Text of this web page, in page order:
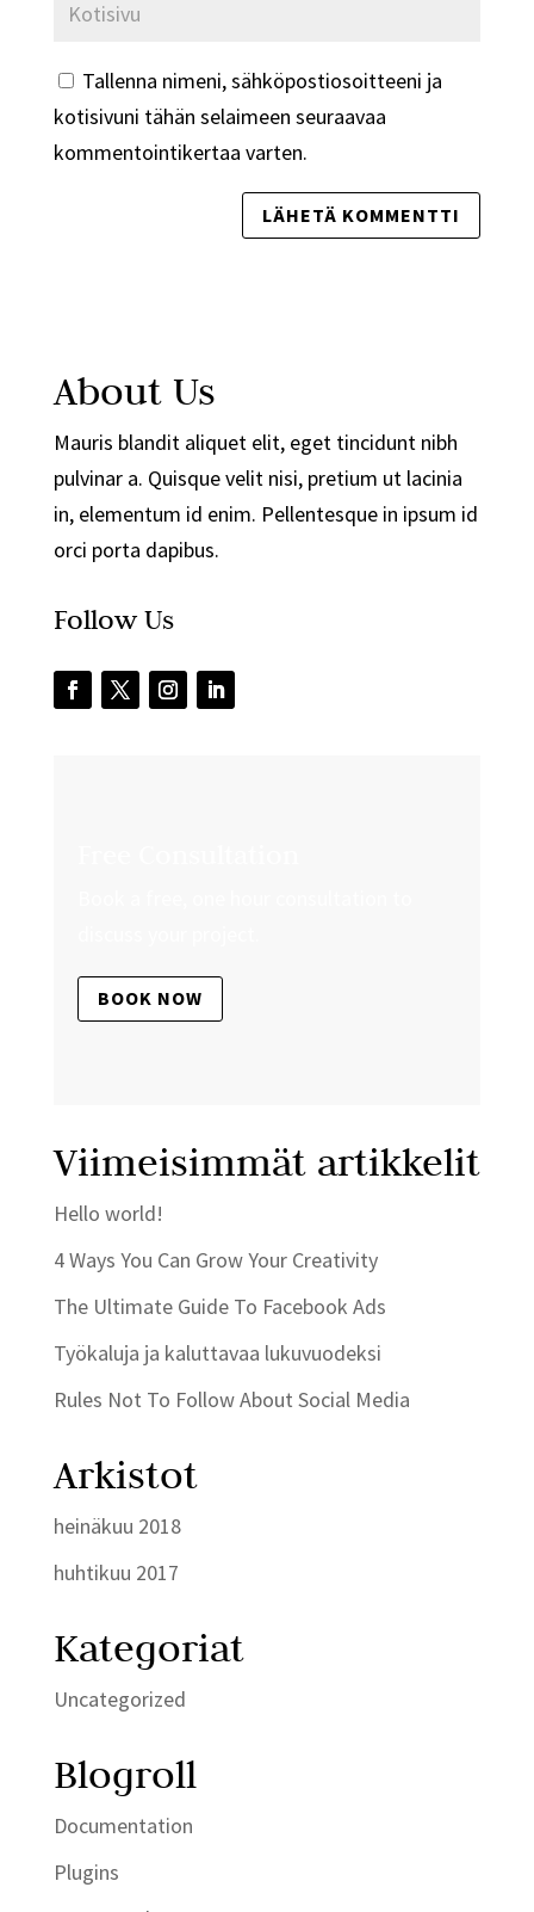
Tallenna nimeni, sähköpostiosoitteeni ja
kotisivuni tähän selaimeen seuraavaa
kommentointikertaa varten.
About Us
Mauris blandit aliquet elit, eget tincidunt nibh
pulvinar a. Quisque velit nisi, pretium ut lacinia
in, elementum id enim. Pellentesque in ipsum id
orci porta dapibus.
Follow Us
BOOK NOW
Viimeisimmät artikkelit
Hello world!
4 Ways You Can Grow Your Creativity
The Ultimate Guide To Facebook Ads
Työkaluja ja kaluttavaa lukuvuodeksi
Rules Not To Follow About Social Media
Arkistot
heinäkuu 2018
huhtikuu 2017
Kategoriat
Uncategorized
Blogroll
Documentation
Plugins